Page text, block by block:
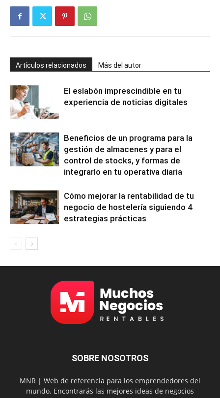
Artículos relacionados Más del autor
El eslabón imprescindible en tu
experiencia de noticias digitales
Beneficios de un programa para la
gestión de almacenes y para el
control de stocks, y formas de
integrarlo en tu operativa diaria
Cómo mejorar la rentabilidad de tu
negocio de hostelería siguiendo 4
estrategias prácticas
SOBRE NOSOTROS
MNR | Web de referencia para los emprendedores del
mundo. Encontrarás las mejores ideas de negocios